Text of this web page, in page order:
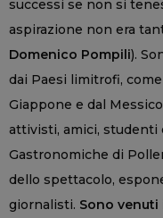
successi se non si
aspirazione non era
Domenico Pompili).
dai Paesi limitrofi,
Giappone e dal
attivisti, amici, studenti
Gastronomiche di
dello spettacolo,
giornalisti. Sono venuti